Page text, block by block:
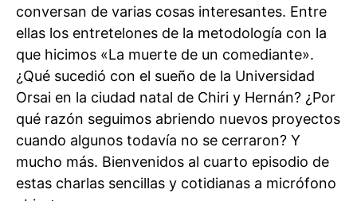
conversan de varias cosas interesantes. Entre
ellas los entretelones de la metodología con la
que hicimos «La muerte de un comediante».
¿Qué sucedió con el sueño de la Universidad
Orsai en la ciudad natal de Chiri y Hernán? ¿Por
qué razón seguimos abriendo nuevos proyectos
cuando algunos todavía no se cerraron? Y
mucho más. Bienvenidos al cuarto episodio de
estas charlas sencillas y cotidianas a micrófono